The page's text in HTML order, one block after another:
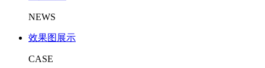
NEWS
效果图展示
CASE